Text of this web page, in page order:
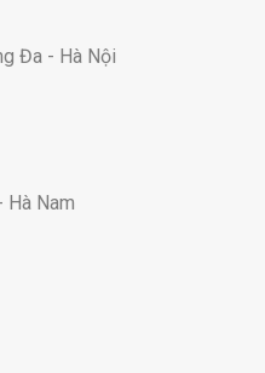
Đa - Hà Nội
Hà Nam